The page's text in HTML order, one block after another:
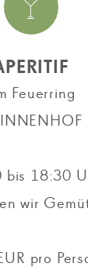
Feuerring
bis 18:30
wir
pro